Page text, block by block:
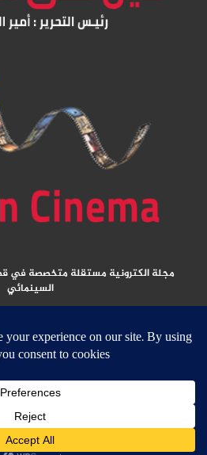
مجلة الكترونية مستقلة متخصصة في
السينمائي
جميع الحقوق محفوظة ولا يسمح بإعادة نشر أي
الموقع إلا بعد الحصول على تصريح
email:
@*********